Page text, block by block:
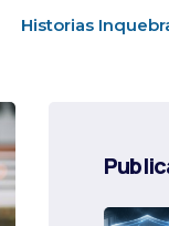
Historias